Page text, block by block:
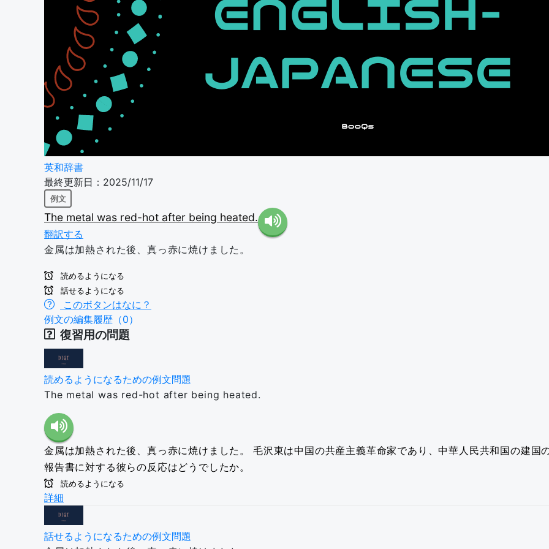
英和辞書
最終更新日：2025/11/17
例文
The metal was red-hot after being heated.
翻訳する
金属は加熱された後、真っ赤に焼けました。
読めるようになる
話せるようになる
このボタンはなに？
例文の編集履歴（0）
復習用の問題
読めるようになるための例文問題
The metal was red-hot after being heated.
金属は加熱された後、真っ赤に焼けました。
毛沢東は中国の共産主義革命家であり、中華人民共和国の建国
報告書に対する彼らの反応はどうでしたか。
読めるようになる
詳細
話せるようになるための例文問題